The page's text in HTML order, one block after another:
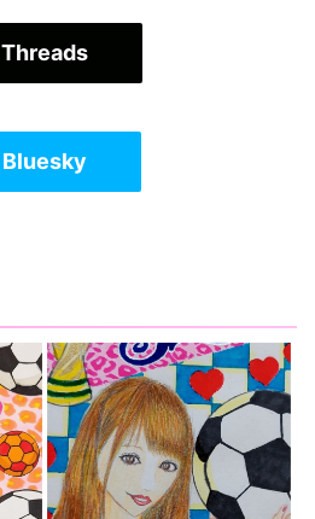
Threads
Bluesky